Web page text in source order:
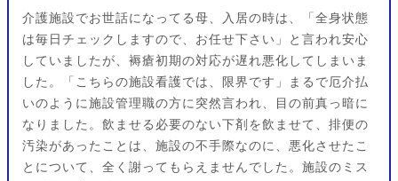
介護施設でお世話になってる母、入居の時は、「全身状態
は毎日チェックしますので、お任せ下さい」と言われ安心
していましたが、褥瘡初期の対応が遅れ悪化してしまいま
した。「こちらの施設看護では、限界です」まるで厄介払
いのように施設管理職の方に突然言われ、目の前真っ暗に
なりました。飲ませる必要のない下剤を飲ませて、排便の
汚染があったことは、施設の不手際なのに、悪化させたこ
とについて、全く謝ってもらえませんでした。施設のミス